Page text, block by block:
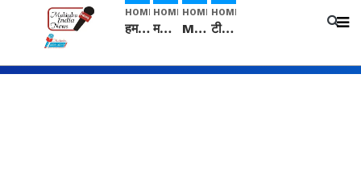
HOME
हम सनातनी..." सांसद kangana Ranaut से क्या बोली लड़की? Viral Jantar-Mantar | CJP protest
HOME
मनीषा हत्याकांड: हत्या, आत्महत्या या कोई बड़ा राज? | Full Story | Josh Haryana
HOME
Mangalsutra: हिंदू धर्म में शादी के बाद मंगलसूत्र क्यों पहनती है महिलाएं, किसने शुरु की ये परंपरा
HOME
टीम बीकेई ने एग्रीकल्चर ग्रेड की यूरिया खाद गट्टों में बदलकर टेक्निकल ग्रेड में बेचने वालों पर करवाई कार्रवाई: लखविंदर सिंह औलख